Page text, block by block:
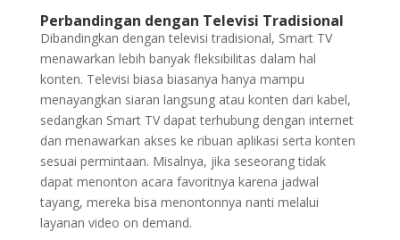
Perbandingan dengan Televisi Tradisional
Dibandingkan dengan televisi tradisional, Smart TV
menawarkan lebih banyak fleksibilitas dalam hal
konten. Televisi biasa biasanya hanya mampu
menayangkan siaran langsung atau konten dari kabel,
sedangkan Smart TV dapat terhubung dengan internet
dan menawarkan akses ke ribuan aplikasi serta konten
sesuai permintaan. Misalnya, jika seseorang tidak
dapat menonton acara favoritnya karena jadwal
tayang, mereka bisa menontonnya nanti melalui
layanan video on demand.